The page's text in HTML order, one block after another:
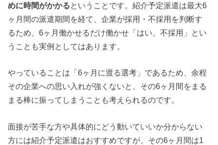
めに時間がかかるということです。紹介予定派遣は最大6
ヶ月間の派遣期間を経て、企業が採用・不採用を判断す
るため、6ヶ月働かせるだけ働かせ「はい、不採用」とい
うことも実例としてはあります。
やっていることは「6ヶ月に渡る選考」であるため、余程
その企業への思い入れが強くないと、その6ヶ月間をまる
まる棒に振ってしまうことも考えられるのです。
面接が苦手な方や具体的にどう動いていいか分からない
方には紹介予定派遣はおすすめですが、その6ヶ月間は1